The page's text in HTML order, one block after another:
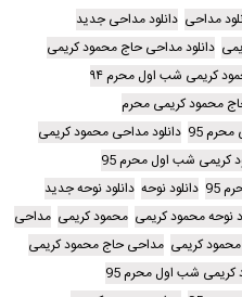
مداحی دانلود مداحی جدید
دانلود مداحی حاج محمود کریمی
کریمی شب اول محرم ۹۴
محمود کریمی محرم
95
دانلود مداحی محمود کریمی
کریمی شب اول محرم 95
95
دانلود نوحه دانلود نوحه جدید
نوحه محمود کریمی محمود کریمی مداحی
کریمی مداحی حاج محمود کریمی
شب اول محرم 95